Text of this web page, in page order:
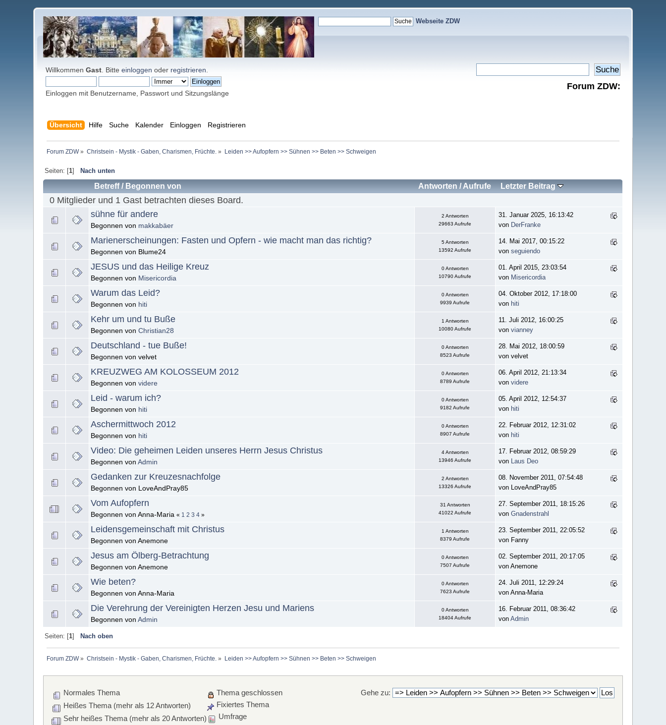
Webseite ZDW
WillkommenGast . Bitteeinloggen oder registrieren
Einloggen mit Benutzername, Passwort und Sitzungslänge
Forum ZDW:
Übersicht Hilfe Suche Kalender Einloggen Registrieren
Forum ZDW» Christsein - Mystik - Gaben, Charismen, Früchte.» Leiden >> Aufopfern >> Sühnen >> Beten >> Schweigen
Seiten: [1] Nach unten
Betreff/ Begonnen von Antworten /Aufrufe Letzter Beitrag
0 Mitglieder und 1 Gast betrachten dieses Board.
sühne für andere
Begonnen von makkabäer
2 Antworten
29663 Aufrufe
31. Januar 2025, 16:13:42
von DerFranke
Marienerscheinungen: Fasten und Opfern - wie macht man das richtig?
Begonnen von Blume24
5 Antworten
13592 Aufrufe
14. Mai 2017, 00:15:22
vonseguiendo
JESUS und das Heilige Kreuz
Begonnen von Misericordia
0 Antworten
10790 Aufrufe
01. April 2015, 23:03:54
von Misericordia
Warum das Leid?
Begonnen von hiti
0 Antworten
9939 Aufrufe
04. Oktober 2012, 17:18:00
von hiti
Kehr um und tu Buße
Begonnen vonChristian28
1 Antworten
10080 Aufrufe
11. Juli 2012, 16:00:25
vonvianney
Deutschland - tue Buße!
Begonnen von velvet
0 Antworten
8523 Aufrufe
28. Mai 2012, 18:00:59
von velvet
KREUZWEG AM KOLOSSEUM 2012
Begonnen vonvidere
0 Antworten
8789 Aufrufe
06. April 2012, 21:13:34
vonvidere
Leid - warum ich?
Begonnen von hiti
0 Antworten
9182 Aufrufe
05. April 2012, 12:54:37
von hiti
Aschermittwoch 2012
Begonnen von hiti
0 Antworten
8907 Aufrufe
22. Februar 2012, 12:31:02
von hiti
Video: Die geheimen Leiden unseres Herrn Jesus Christus
Begonnen vonAdmin
4 Antworten
13946 Aufrufe
17. Februar 2012, 08:59:29
von Laus Deo
Gedanken zur Kreuzesnachfolge
Begonnen von LoveAndPray85
2 Antworten
13326 Aufrufe
08. November 2011, 07:54:48
von LoveAndPray85
Vom Aufopfern
Begonnen von Anna-Maria« 1 2 3 4 »
31 Antworten
41022 Aufrufe
27. September 2011, 18:15:26
vonGnadenstrahl
Leidensgemeinschaft mit Christus
Begonnen von Anemone
1 Antworten
8379 Aufrufe
23. September 2011, 22:05:52
von Fanny
Jesus am Ölberg-Betrachtung
Begonnen von Anemone
0 Antworten
7507 Aufrufe
02. September 2011, 20:17:05
von Anemone
Wie beten?
Begonnen von Anna-Maria
0 Antworten
7623 Aufrufe
24. Juli 2011, 12:29:24
von Anna-Maria
Die Verehrung der Vereinigten Herzen Jesu und Mariens
Begonnen vonAdmin
0 Antworten
18404 Aufrufe
16. Februar 2011, 08:36:42
vonAdmin
Seiten: [1] Nach oben
Forum ZDW» Christsein - Mystik - Gaben, Charismen, Früchte.» Leiden >> Aufopfern >> Sühnen >> Beten >> Schweigen
Gehe zu:
Normales Thema
Heißes Thema (mehr als 12 Antworten)
Sehr heißes Thema (mehr als 20 Antworten)
Thema geschlossen
Fixiertes Thema
Umfrage